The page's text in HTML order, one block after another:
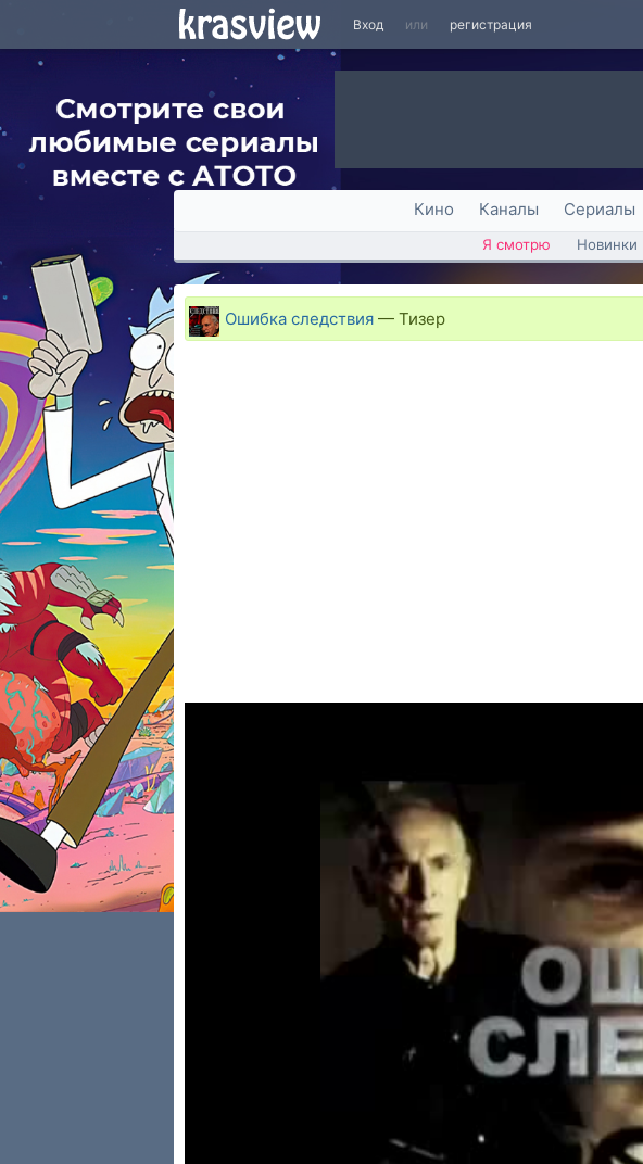
Вход или регистрация
Кино Каналы Сериалы
Я смотрю Новинки
Ошибка следствия — Тизер